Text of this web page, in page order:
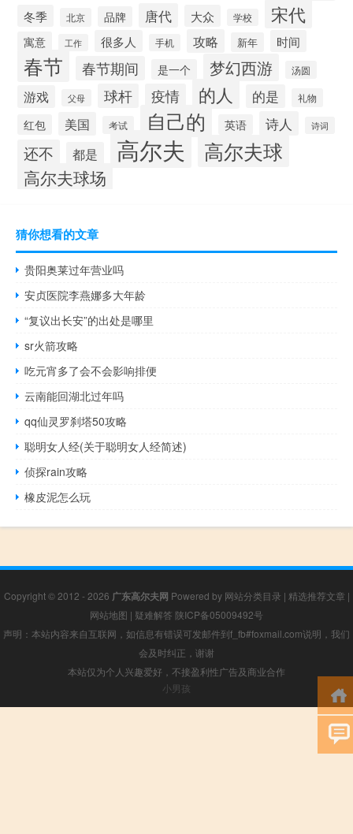
冬季 北京 品牌 唐代 大众 学校 宋代
寓意 工作 很多人 手机 攻略 新年 时间
春节 春节期间 是一个 梦幻西游 汤圆
游戏 父母 球杆 疫情 的人 的是 礼物
红包 美国 考试 自己的 英语 诗人 诗词
还不 都是 高尔夫 高尔夫球
高尔夫球场
猜你想看的文章
贵阳奥莱过年营业吗
安贞医院李燕娜多大年龄
“复议出长安”的出处是哪里
sr火箭攻略
吃元宵多了会不会影响排便
云南能回湖北过年吗
qq仙灵罗刹塔50攻略
聪明女人经(关于聪明女人经简述)
侦探rain攻略
橡皮泥怎么玩
Copyright © 2012 - 2026 广东高尔夫网 Powered by 网站分类目录 | 精选推荐文章 |
网站地图 | 疑难解答 陕ICP备05009492号
声明：本站内容来自互联网，如信息有错误可发邮件到f_fb#foxmail.com说明，我们
会及时纠正，谢谢
本站仅为个人兴趣爱好，不接盈利性广告及商业合作
小男孩